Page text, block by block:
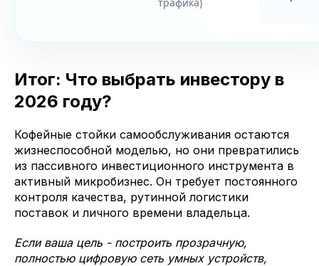
Итог: Что выбрать инвестору в
2026 году?
Кофейные стойки самообслуживания остаются
жизнеспособной моделью, но они превратились
из пассивного инвестиционного инструмента в
активный микробизнес. Он требует постоянного
контроля качества, рутинной логистики
поставок и личного времени владельца.
Если ваша цель - построить прозрачную,
полностью цифровую сеть умных устройств,